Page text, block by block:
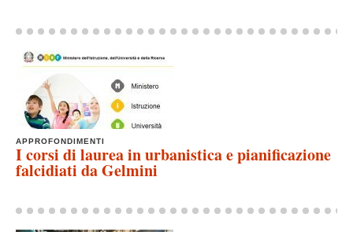
APPROFONDIMENTI
I corsi di laurea in urbanistica e pianificazione
falcidiati da Gelmini